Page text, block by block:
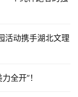
活动携手湖北文理
全开”！